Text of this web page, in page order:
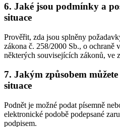
6. Jaké jsou podmínky a
situace
Prověřit, zda jsou splněny
zákona č. 258/2000 Sb., o ochraně
některých souvisejících zákonů, ve
7. Jakým způsobem
situace
Podnět je možné podat písemně
elektronické podobě podepsané
podpisem.